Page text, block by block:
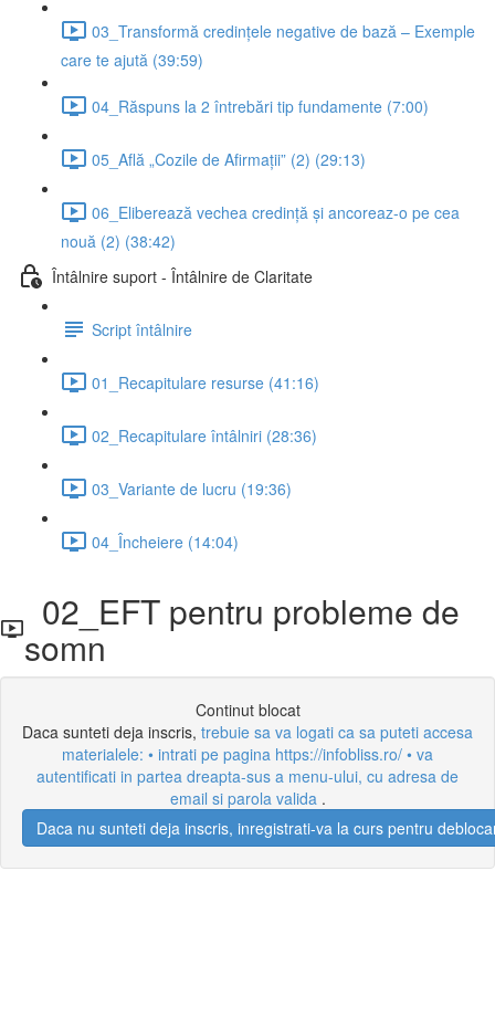
03_Transformă credințele negative de bază – Exemple
care te ajută (39:59)
04_Răspuns la 2 întrebări tip fundamente (7:00)
05_Află „Cozile de Afirmații” (2) (29:13)
06_Eliberează vechea credință și ancoreaz-o pe cea
nouă (2) (38:42)
Întâlnire suport - Întâlnire de Claritate
Script întâlnire
01_Recapitulare resurse (41:16)
02_Recapitulare întâlniri (28:36)
03_Variante de lucru (19:36)
04_Încheiere (14:04)
02_EFT pentru probleme de
somn
Continut blocat
Daca sunteti deja inscris, trebuie sa va logati ca sa puteti accesa
materialele: • intrati pe pagina https://infobliss.ro/ • va
autentificati in partea dreapta-sus a menu-ului, cu adresa de
email si parola valida .
Daca nu sunteti deja inscris, inregistrati-va la curs pentru